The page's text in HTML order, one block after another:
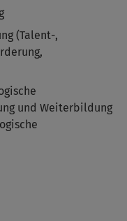
(Talent-,
und Weiterbildung